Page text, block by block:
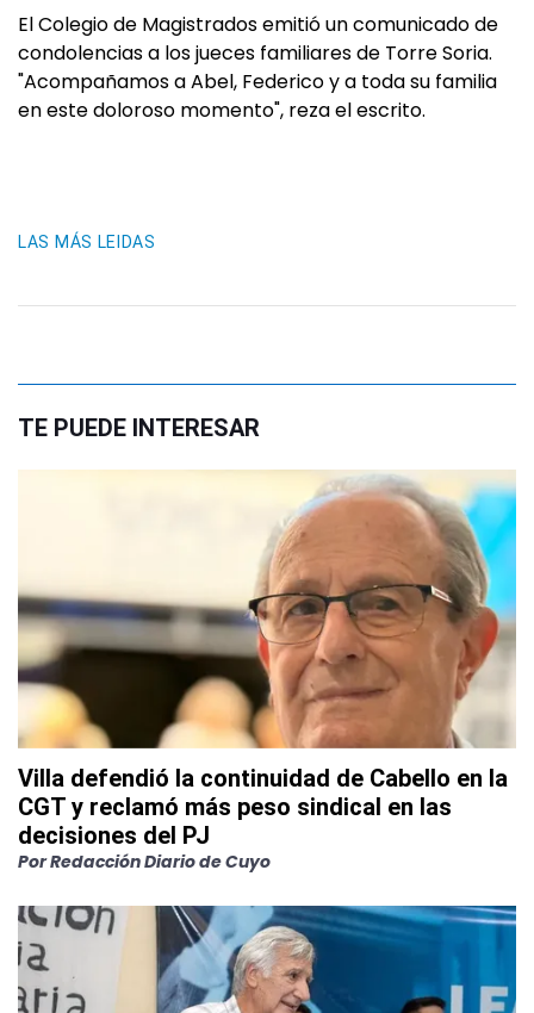
El Colegio de Magistrados emitió un comunicado de
condolencias a los jueces familiares de Torre Soria.
"Acompañamos a Abel, Federico y a toda su familia
en este doloroso momento", reza el escrito.
LAS MÁS LEIDAS
TE PUEDE INTERESAR
Villa defendió la continuidad de Cabello en la
CGT y reclamó más peso sindical en las
decisiones del PJ
PorRedacción Diario de Cuyo